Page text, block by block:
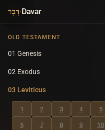
דָּבָר·Davar
OLD TESTAMENT
01 Genesis
02 Exodus
03 Leviticus
1 2 3 4 5
6 7 8 9 10